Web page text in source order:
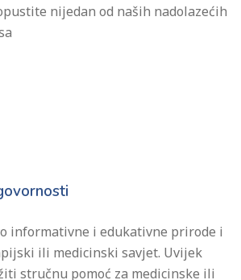
nijedan od naših nadolazećih
informativne i edukativne prirode i
ili medicinski savjet. Uvijek
stručnu pomoć za medicinske ili